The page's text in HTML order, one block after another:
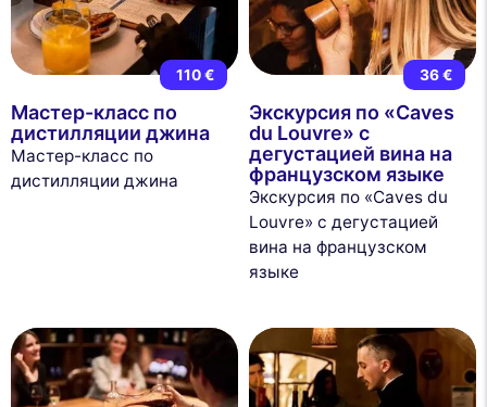
110 €
Мастер-класс по
дистилляции джина
Мастер-класс по
дистилляции джина
36 €
Экскурсия по «Caves
du Louvre» с
дегустацией вина на
французском языке
Экскурсия по «Caves du
Louvre» с дегустацией
вина на французском
языке